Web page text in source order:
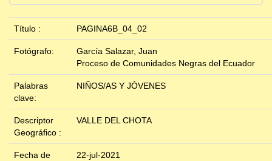
Título : PAGINA6B_04_02
Fotógrafo:
García Salazar, Juan
Proceso de Comunidades Negras del Ecuador
Palabras
clave:
NIÑOS/AS Y JÓVENES
Descriptor
Geográfico :
VALLE DEL CHOTA
Fecha de
22-jul-2021